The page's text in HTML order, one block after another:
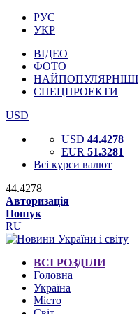
РУС
УКР
ВІДЕО
ФОТО
НАЙПОПУЛЯРНІШІ
СПЕЦПРОЕКТИ
USD
USD 44.4278
EUR 51.3281
Всі курси валют
44.4278
Авторизація
Пошук
RU
ВСІ РОЗДІЛИ
Головна
Україна
Місто